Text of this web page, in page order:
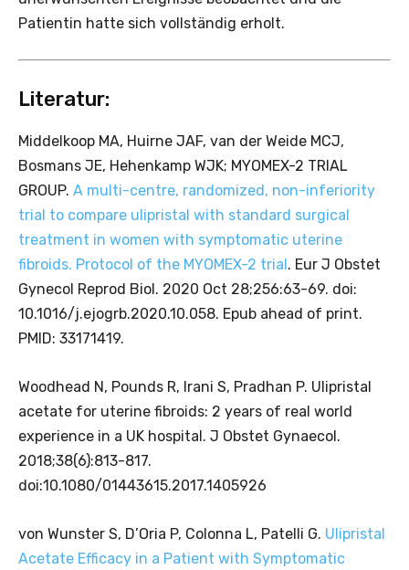
Patientin hatte sich vollständig erholt.
Literatur:
Middelkoop MA, Huirne JAF, van der Weide MCJ,
Bosmans JE, Hehenkamp WJK; MYOMEX-2 TRIAL
GROUP. A multi-centre, randomized, non-inferiority
trial to compare ulipristal with standard surgical
treatment in women with symptomatic uterine
fibroids. Protocol of the MYOMEX-2 trial. Eur J Obstet
Gynecol Reprod Biol. 2020 Oct 28;256:63-69. doi:
10.1016/j.ejogrb.2020.10.058. Epub ahead of print.
PMID: 33171419.
Woodhead N, Pounds R, Irani S, Pradhan P. Ulipristal
acetate for uterine fibroids: 2 years of real world
experience in a UK hospital. J Obstet Gynaecol.
2018;38(6):813-817.
doi:10.1080/01443615.2017.1405926
von Wunster S, D’Oria P, Colonna L, Patelli G. Ulipristal
Acetate Efficacy in a Patient with Symptomatic